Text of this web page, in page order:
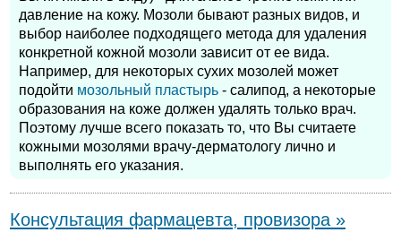
давление на кожу. Мозоли бывают разных видов, и
выбор наиболее подходящего метода для удаления
конкретной кожной мозоли зависит от ее вида.
Например, для некоторых сухих мозолей может
подойти мозольный пластырь - салипод, а некоторые
образования на коже должен удалять только врач.
Поэтому лучше всего показать то, что Вы считаете
кожными мозолями врачу-дерматологу лично и
выполнять его указания.
Консультация фармацевта, провизора »